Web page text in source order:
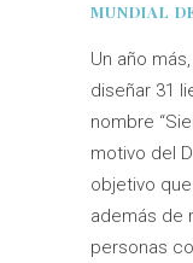
MUNDIAL
Un año
diseñar 31
nombre
motivo del
objetivo
además de
personas